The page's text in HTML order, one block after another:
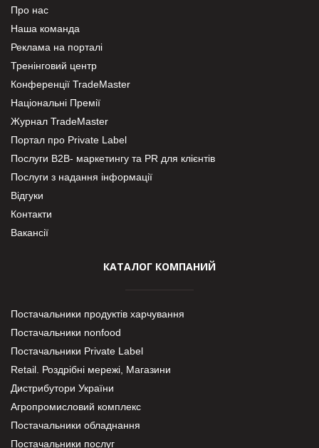
Про нас
Наша команда
Реклама на порталі
Тренінговий центр
Конференції TradeMaster
Національні Премії
Журнал TradeMaster
Портал про Private Label
Послуги В2В- маркетингу та PR для клієнтів
Послуги з надання інформації
Відгуки
Контакти
Вакансії
КАТАЛОГ КОМПАНИЙ
Постачальники продуктів харчування
Постачальники nonfood
Постачальники Private Label
Retail. Роздрібні мережі, Магазини
Дистрибутори України
Агропромисловий комплекс
Постачальники обладнання
Постачальники послуг